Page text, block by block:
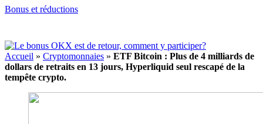
Bonus et réductions
Accueil » Cryptomonnaies » ETF Bitcoin : Plus de 4 milliards de
dollars de retraits en 13 jours, Hyperliquid seul rescapé de la
tempête crypto.